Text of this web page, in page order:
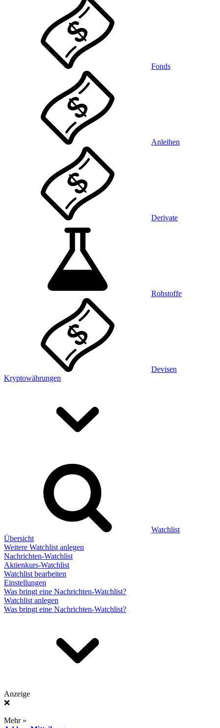
Fonds
Anleihen
Derivate
Rohstoffe
Devisen
Kryptowährungen
Watchlist
Übersicht
Weitere Watchlist anlegen
Nachrichten-Watchlist
Aktienkurs-Watchlist
Watchlist bearbeiten
Einstellungen
Was bringt eine Nachrichten-Watchlist?
Watchlist anlegen
Was bringt eine Nachrichten-Watchlist?
Anzeige
❌
Mehr »